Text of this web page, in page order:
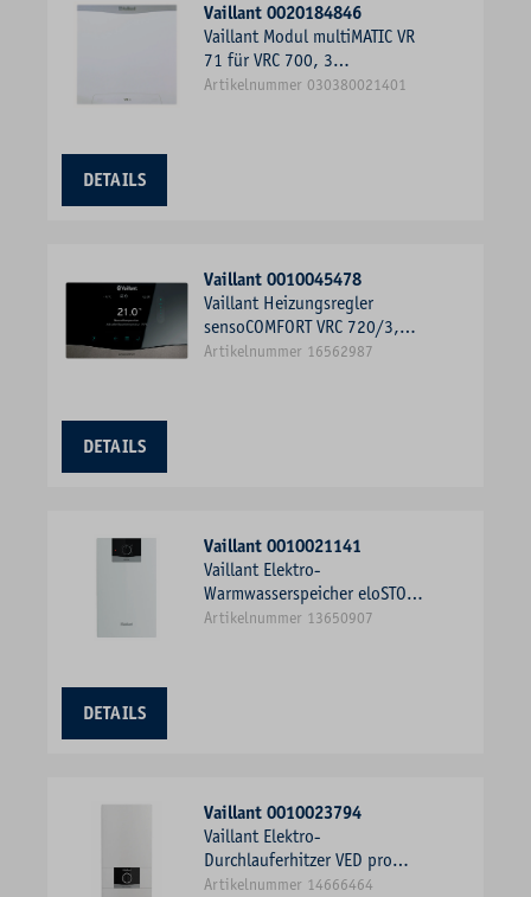
Vaillant 0020184846
Vaillant Modul multiMATIC VR
71 für VRC 700, 3
Mischerkreise
Artikelnummer 030380021401
DETAILS
Vaillant 0010045478
Vaillant Heizungsregler
sensoCOMFORT VRC 720/3,
witterungsgeführt, 1 Heizkreis
Artikelnummer 16562987
DETAILS
Vaillant 0010021141
Vaillant Elektro-
Warmwasserspeicher eloSTOR
plus VEN 5/7 U 5 l, mit
Artikelnummer 13650907
DETAILS
Vaillant 0010023794
Vaillant Elektro-
Durchlauferhitzer VED pro
21/8 B 21 kW, elektronisch
Artikelnummer 14666464